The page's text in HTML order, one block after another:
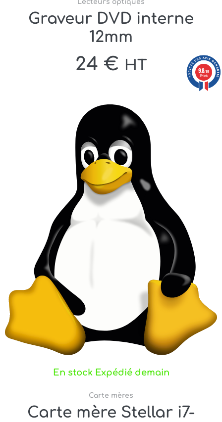
Lecteurs optiques
Graveur DVD interne
12mm
24 € HT
En stock Expédié demain
Carte mères
Carte mère Stellar i7-
9.8/10
374 avis